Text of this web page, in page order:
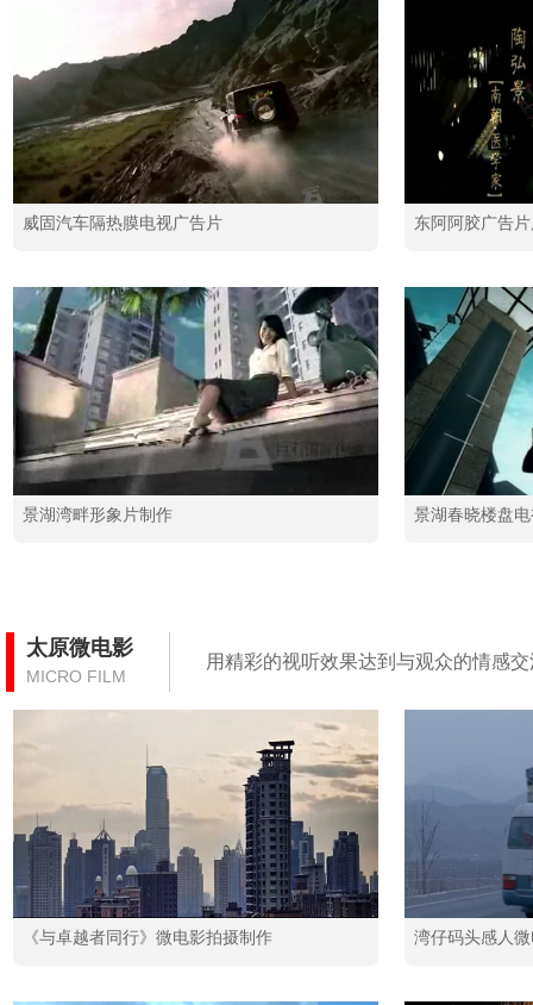
威固汽车隔热膜电视广告片 东阿阿胶广告
景湖湾畔形象片制作 景湖春晓楼盘
太原微电影
MICRO FILM
用精彩的视听效果达到与观众的情感
《与卓越者同行》微电影拍摄制作 湾仔码头感人